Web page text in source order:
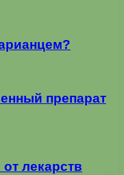
препарат
лекарств